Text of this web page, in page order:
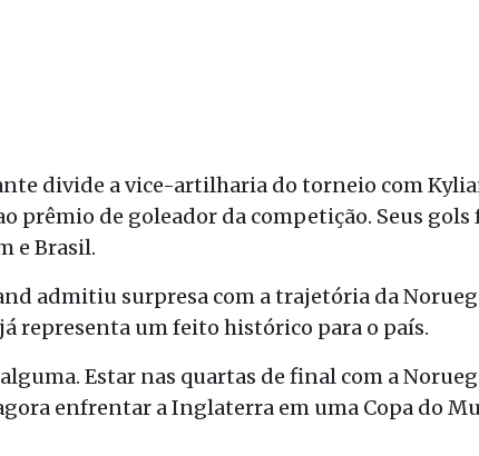
divide a vice-artilharia do torneio com
prêmio de goleador da competição. Seus
e Brasil.
admitiu surpresa com a trajetória da
representa um feito histórico para o país.
Estar nas quartas de final com a
enfrentar a Inglaterra em uma Copa do